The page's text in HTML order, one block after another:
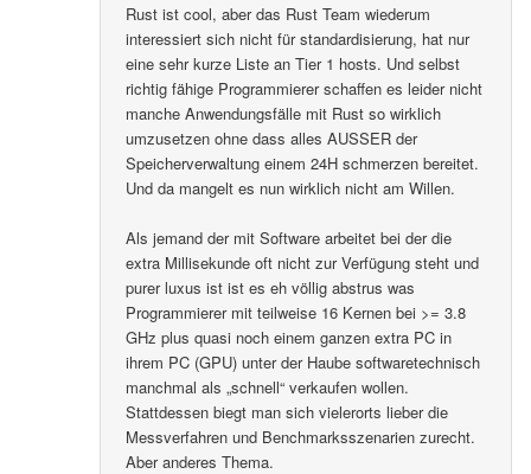
Rust ist cool, aber das Rust Team wiederum
interessiert sich nicht für standardisierung, hat nur
eine sehr kurze Liste an Tier 1 hosts. Und selbst
richtig fähige Programmierer schaffen es leider nicht
manche Anwendungsfälle mit Rust so wirklich
umzusetzen ohne dass alles AUSSER der
Speicherverwaltung einem 24H schmerzen bereitet.
Und da mangelt es nun wirklich nicht am Willen.
Als jemand der mit Software arbeitet bei der die
extra Millisekunde oft nicht zur Verfügung steht und
purer luxus ist ist es eh völlig abstrus was
Programmierer mit teilweise 16 Kernen bei >= 3.8
GHz plus quasi noch einem ganzen extra PC in
ihrem PC (GPU) unter der Haube softwaretechnisch
manchmal als „schnell“ verkaufen wollen.
Stattdessen biegt man sich vielerorts lieber die
Messverfahren und Benchmarksszenarien zurecht.
Aber anderes Thema.